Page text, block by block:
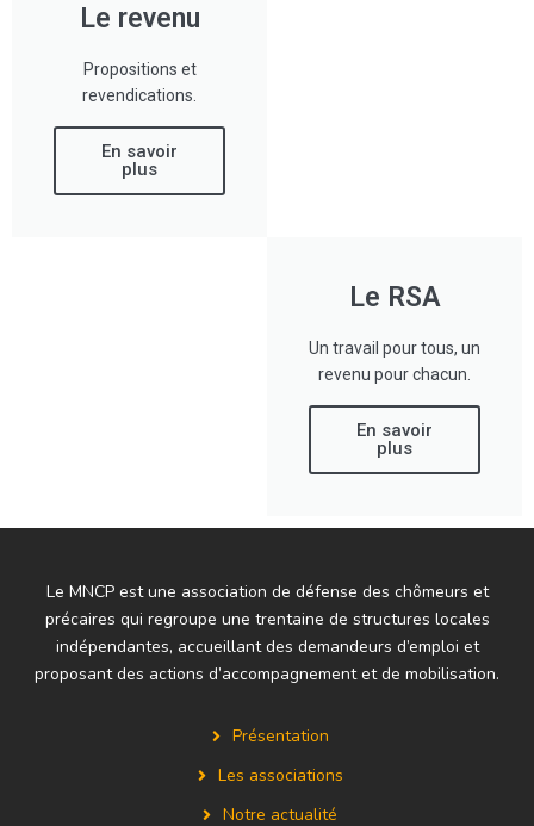
Le revenu
Propositions et
revendications.
En savoir
plus
Le RSA
Un travail pour tous, un
revenu pour chacun.
En savoir
plus
Le MNCP est une association de défense des chômeurs et
précaires qui regroupe une trentaine de structures locales
indépendantes, accueillant des demandeurs d’emploi et
proposant des actions d’accompagnement et de mobilisation.
Présentation
Les associations
Notre actualité